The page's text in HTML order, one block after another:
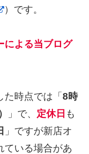
）です。
による当ブログ
た時点では「8時
」で、 定休日 も
」ですが新店オ
ている場合があ